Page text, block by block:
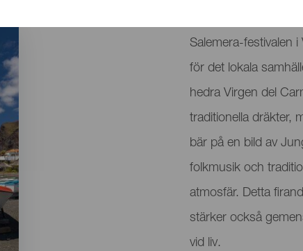
del
evento
Romería av Virgen
Salemera-festivalen
för det lokala
hedra Virgen del
traditionella dräkter,
bär på en bild av
folkmusik och
atmosfär. Detta
stärker också
vid liv.